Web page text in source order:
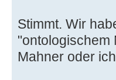
Stimmt. Wir
"ontologischem
Mahner oder